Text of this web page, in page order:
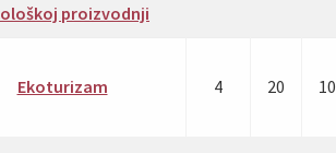
proizvodnji
Ekoturizam 4 20 10